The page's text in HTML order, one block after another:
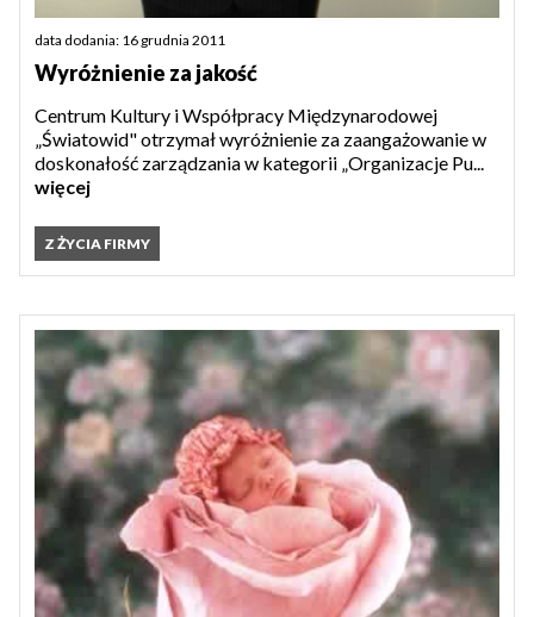
data dodania: 16 grudnia 2011
Wyróżnienie za jakość
Centrum Kultury i Współpracy Międzynarodowej
„Światowid" otrzymał wyróżnienie za zaangażowanie w
doskonałość zarządzania w kategorii „Organizacje Pu...
więcej
Z ŻYCIA FIRMY